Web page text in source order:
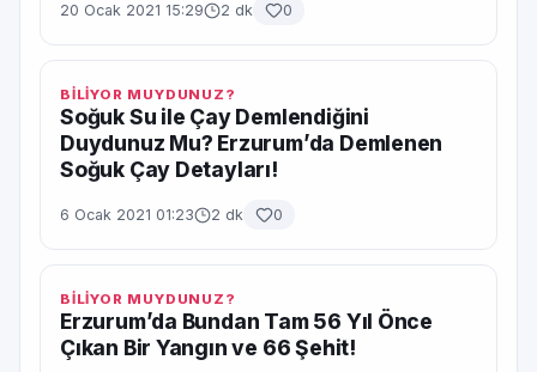
20 Ocak 2021 15:29 2 dk 0
BİLİYOR MUYDUNUZ?
Soğuk Su ile Çay Demlendiğini
Duydunuz Mu? Erzurum’da Demlenen
Soğuk Çay Detayları!
6 Ocak 2021 01:23 2 dk 0
BİLİYOR MUYDUNUZ?
Erzurum’da Bundan Tam 56 Yıl Önce
Çıkan Bir Yangın ve 66 Şehit!